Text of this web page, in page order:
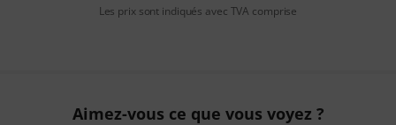
Les prix sont indiqués avec TVA comprise
Aimez-vous ce que vous voyez ?